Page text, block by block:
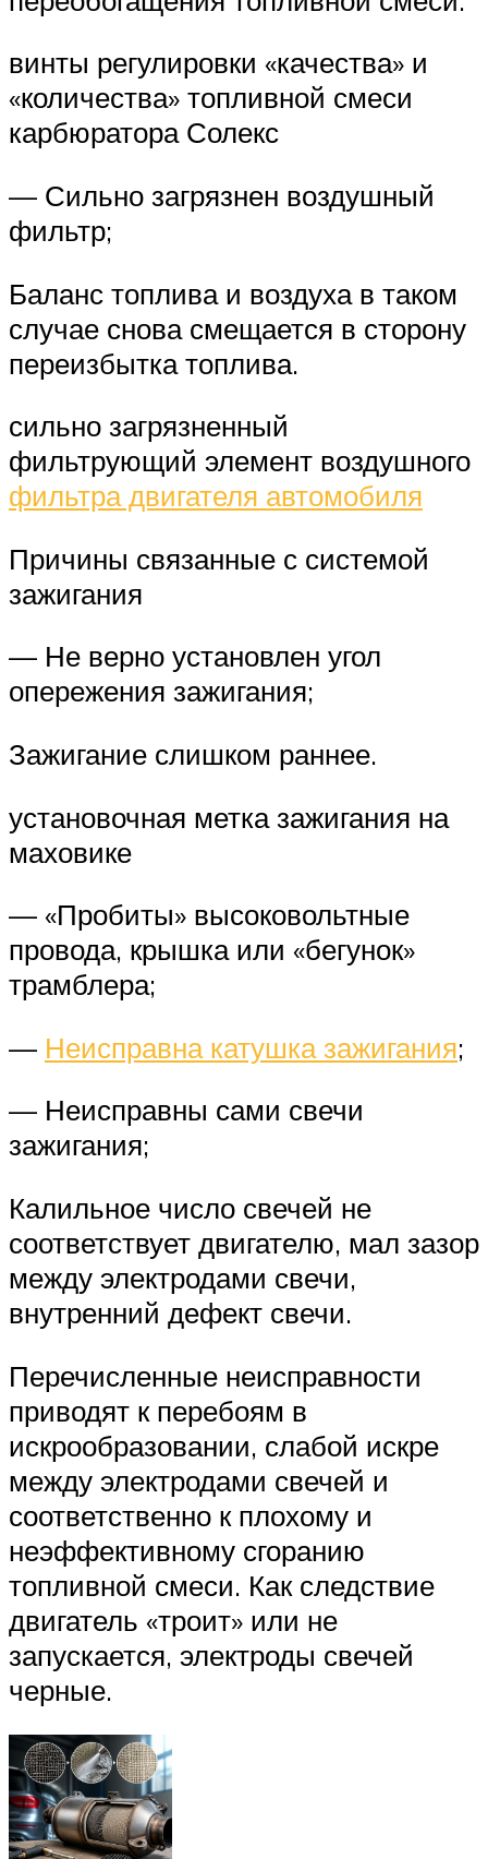
винты регулировки «качества» и
«количества» топливной смеси
карбюратора Солекс
— Сильно загрязнен воздушный
фильтр;
Баланс топлива и воздуха в таком
случае снова смещается в сторону
переизбытка топлива.
сильно загрязненный
фильтрующий элемент воздушного
фильтра двигателя автомобиля
Причины связанные с системой
зажигания
— Не верно установлен угол
опережения зажигания;
Зажигание слишком раннее.
установочная метка зажигания на
маховике
— «Пробиты» высоковольтные
провода, крышка или «бегунок»
трамблера;
— Неисправна катушка зажигания;
— Неисправны сами свечи
зажигания;
Калильное число свечей не
соответствует двигателю, мал зазор
между электродами свечи,
внутренний дефект свечи.
Перечисленные неисправности
приводят к перебоям в
искрообразовании, слабой искре
между электродами свечей и
соответственно к плохому и
неэффективному сгоранию
топливной смеси. Как следствие
двигатель «троит» или не
запускается, электроды свечей
черные.